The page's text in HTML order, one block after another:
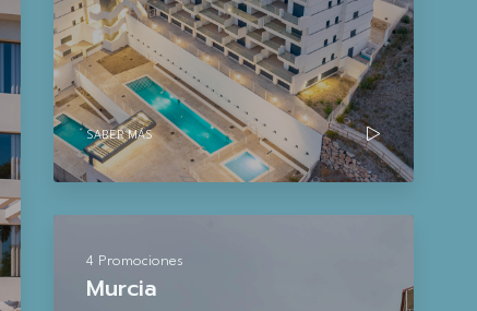
SABER MÁS
4 Promociones
Murcia